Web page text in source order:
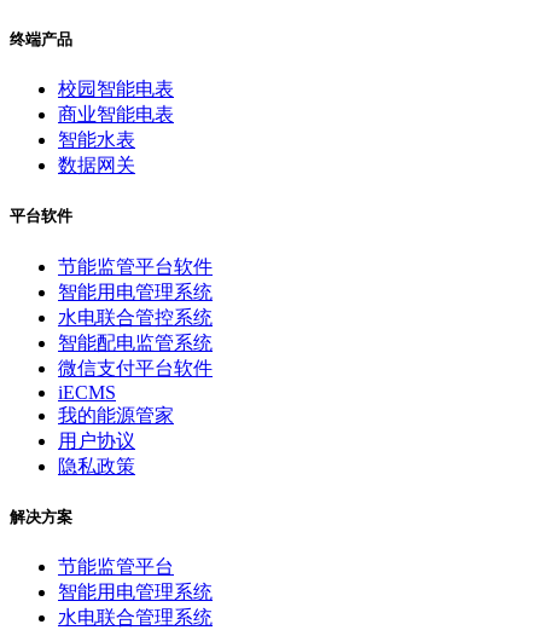
终端产品
校园智能电表
商业智能电表
智能水表
数据网关
平台软件
节能监管平台软件
智能用电管理系统
水电联合管控系统
智能配电监管系统
微信支付平台软件
iECMS
我的能源管家
用户协议
隐私政策
解决方案
节能监管平台
智能用电管理系统
水电联合管理系统